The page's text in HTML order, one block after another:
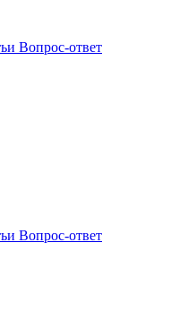
Вопрос-ответ
Вопрос-ответ